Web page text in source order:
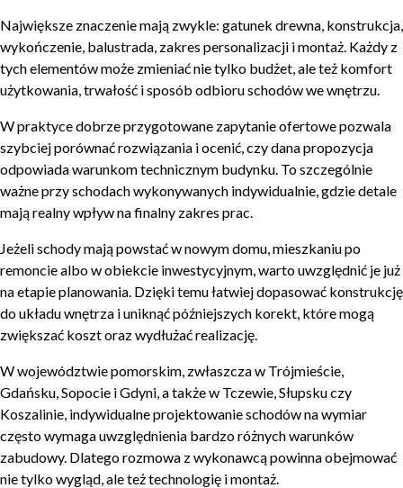
Największe znaczenie mają zwykle: gatunek drewna, konstrukcja,
wykończenie, balustrada, zakres personalizacji i montaż. Każdy z
tych elementów może zmieniać nie tylko budżet, ale też komfort
użytkowania, trwałość i sposób odbioru schodów we wnętrzu.
W praktyce dobrze przygotowane zapytanie ofertowe pozwala
szybciej porównać rozwiązania i ocenić, czy dana propozycja
odpowiada warunkom technicznym budynku. To szczególnie
ważne przy schodach wykonywanych indywidualnie, gdzie detale
mają realny wpływ na finalny zakres prac.
Jeżeli schody mają powstać w nowym domu, mieszkaniu po
remoncie albo w obiekcie inwestycyjnym, warto uwzględnić je już
na etapie planowania. Dzięki temu łatwiej dopasować konstrukcję
do układu wnętrza i uniknąć późniejszych korekt, które mogą
zwiększać koszt oraz wydłużać realizację.
W województwie pomorskim, zwłaszcza w Trójmieście,
Gdańsku, Sopocie i Gdyni, a także w Tczewie, Słupsku czy
Koszalinie, indywidualne projektowanie schodów na wymiar
często wymaga uwzględnienia bardzo różnych warunków
zabudowy. Dlatego rozmowa z wykonawcą powinna obejmować
nie tylko wygląd, ale też technologię i montaż.